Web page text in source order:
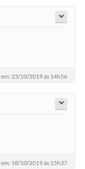
23/10/2019 às 14h56
18/10/2019 às 15h37